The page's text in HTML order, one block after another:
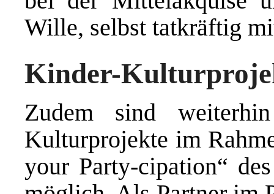
Wille, selbst tatkräftig
Kinder-
Zudem sind
Kulturprojekte im
your Party-cipation“